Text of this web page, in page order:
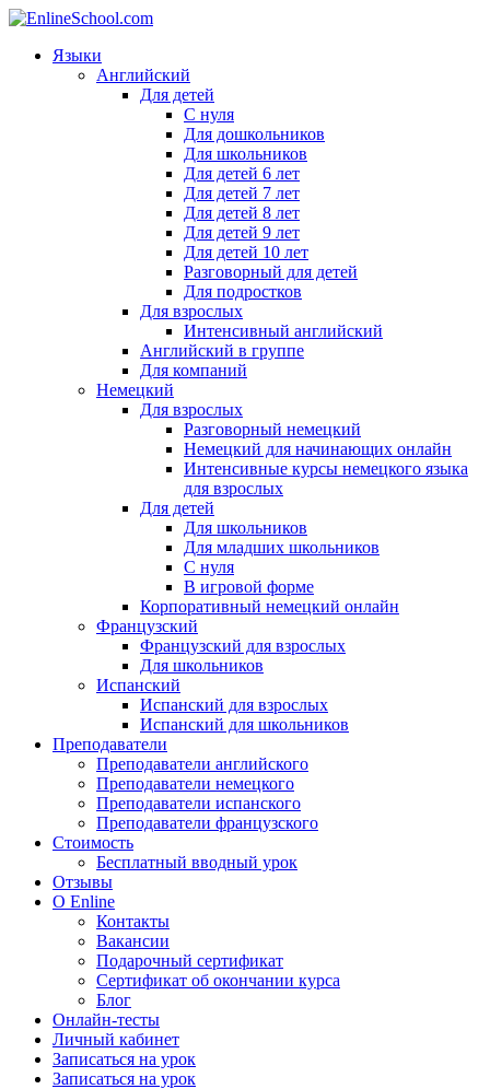
Языки
Английский
Для детей
С нуля
Для дошкольников
Для школьников
Для детей 6 лет
Для детей 7 лет
Для детей 8 лет
Для детей 9 лет
Для детей 10 лет
Разговорный для детей
Для подростков
Для взрослых
Интенсивный английский
Английский в группе
Для компаний
Немецкий
Для взрослых
Разговорный немецкий
Немецкий для начинающих онлайн
Интенсивные курсы немецкого языка
для взрослых
Для детей
Для школьников
Для младших школьников
С нуля
В игровой форме
Корпоративный немецкий онлайн
Французский
Французский для взрослых
Для школьников
Испанский
Испанский для взрослых
Испанский для школьников
Преподаватели
Преподаватели английского
Преподаватели немецкого
Преподаватели испанского
Преподаватели французского
Стоимость
Бесплатный вводный урок
Отзывы
О Enline
Контакты
Вакансии
Подарочный сертификат
Сертификат об окончании курса
Блог
Онлайн-тесты
Личный кабинет
Записаться на урок
Записаться на урок